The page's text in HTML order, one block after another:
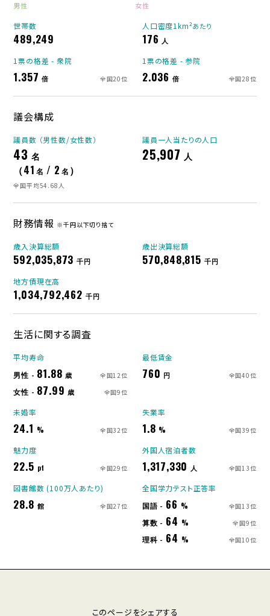
男性 女性
世帯数
489,249
人口密度1km²あたり
176 人
1票の格差 - 衆院
1.357 倍 全国20位
1票の格差 - 参院
2.036 倍 全国28位
議会構成
議員数 （男性数/女性数）
43 名
（41 名 / 2 名 ）
全国平均54.68人
議員一人当たりの人口
25,907 人
財務情報 ※千円以下切り捨て
歳入決算総額
592,035,873 千円
歳出決算総額
570,848,815 千円
地方債現在高
1,034,792,462 千円
生活に関する調査
平均寿命
男性 - 81.88 歳 全国12位
女性 - 87.99 歳 全国9位
最低賃金
760 円 全国40位
未婚率
24.1 % 全国32位
失業率
1.8 % 全国39位
魅力度
22.5 pt 全国29位
外国人宿泊者数
1,317,330 人 全国13位
図書館数 (100万人あたり)
28.8 館 全国27位
全国学力テスト正答率
国語 - 66 % 全国13位
算数 - 64 % 全国9位
理科 - 64 % 全国10位
このページをシェアする